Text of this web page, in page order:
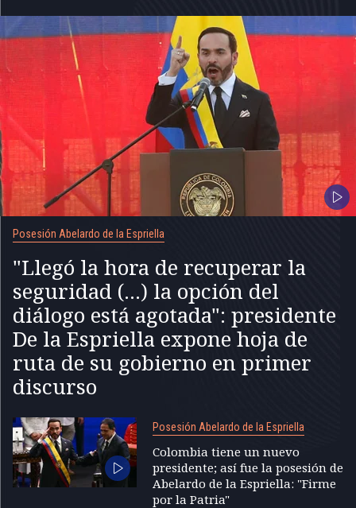
Posesión Abelardo de la Espriella
"Llegó la hora de recuperar la
seguridad (...) la opción del
diálogo está agotada": presidente
De la Espriella expone hoja de
ruta de su gobierno en primer
discurso
Posesión Abelardo de la Espriella
Colombia tiene un nuevo
presidente; así fue la posesión de
Abelardo de la Espriella: "Firme
por la Patria"